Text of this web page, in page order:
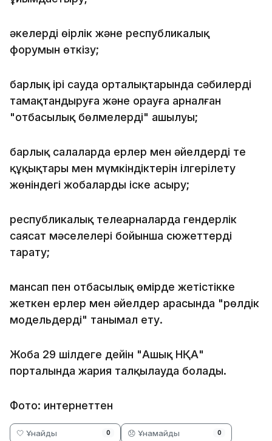
әкелердің өңірлік және республикалық
форумын өткізу;
барлық ірі сауда орталықтарында сәбилерді
тамақтандыруға және орауға арналған
"отбасылық бөлмелердің" ашылуы;
барлық салаларда ерлер мен әйелдердің тең
құқықтары мен мүмкіндіктерін ілгерілету
жөніндегі жобаларды іске асыру;
республикалық телеарналарда гендерлік
саясат мәселелері бойынша сюжеттерді
тарату;
мансап пен отбасылық өмірде жетістікке
жеткен ерлер мен әйелдер арасында "рөлдік
модельдерді" танымал ету.
Жоба 29 шілдеге дейін "Ашық НҚА"
порталында жария талқылауда болады.
Фото: интернеттен
🤍 Ұнайды 0 😞 Ұнамайды 0